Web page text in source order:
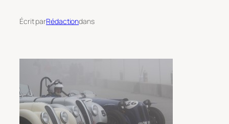
Écrit parRédactiondans